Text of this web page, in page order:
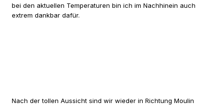
bei den aktuellen Temperaturen bin ich im Nachhinein auch
extrem dankbar dafür.
Nach der tollen Aussicht sind wir wieder in Richtung Moulin